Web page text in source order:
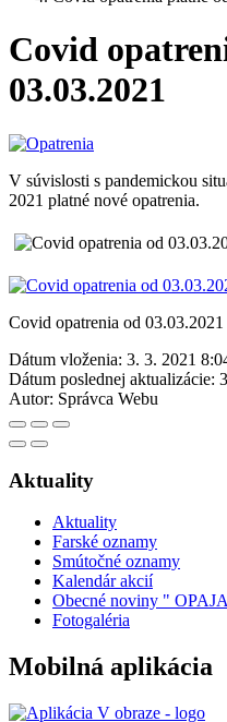
Covid
03.03.2021
V súvislosti s pandemickou
2021 platné nové opatrenia.
Covid opatrenia od 03.03.2021
Dátum vloženia: 3. 3. 2021
Dátum poslednej aktualizácie:
Autor: Správca Webu
Aktuality
Aktuality
Farské oznamy
Smútočné oznamy
Kalendár akcií
Obecné noviny "
Fotogaléria
Mobilná aplikácia